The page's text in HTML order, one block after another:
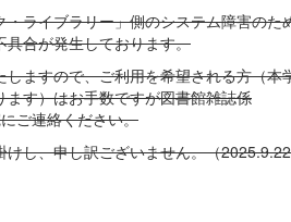
ライブラリー」側のシステム障害のた
合が発生しております。
ますので、ご利用を希望される方（本
す）はお手数ですが図書館雑誌係
ご連絡ください。
し、申し訳ございません。（